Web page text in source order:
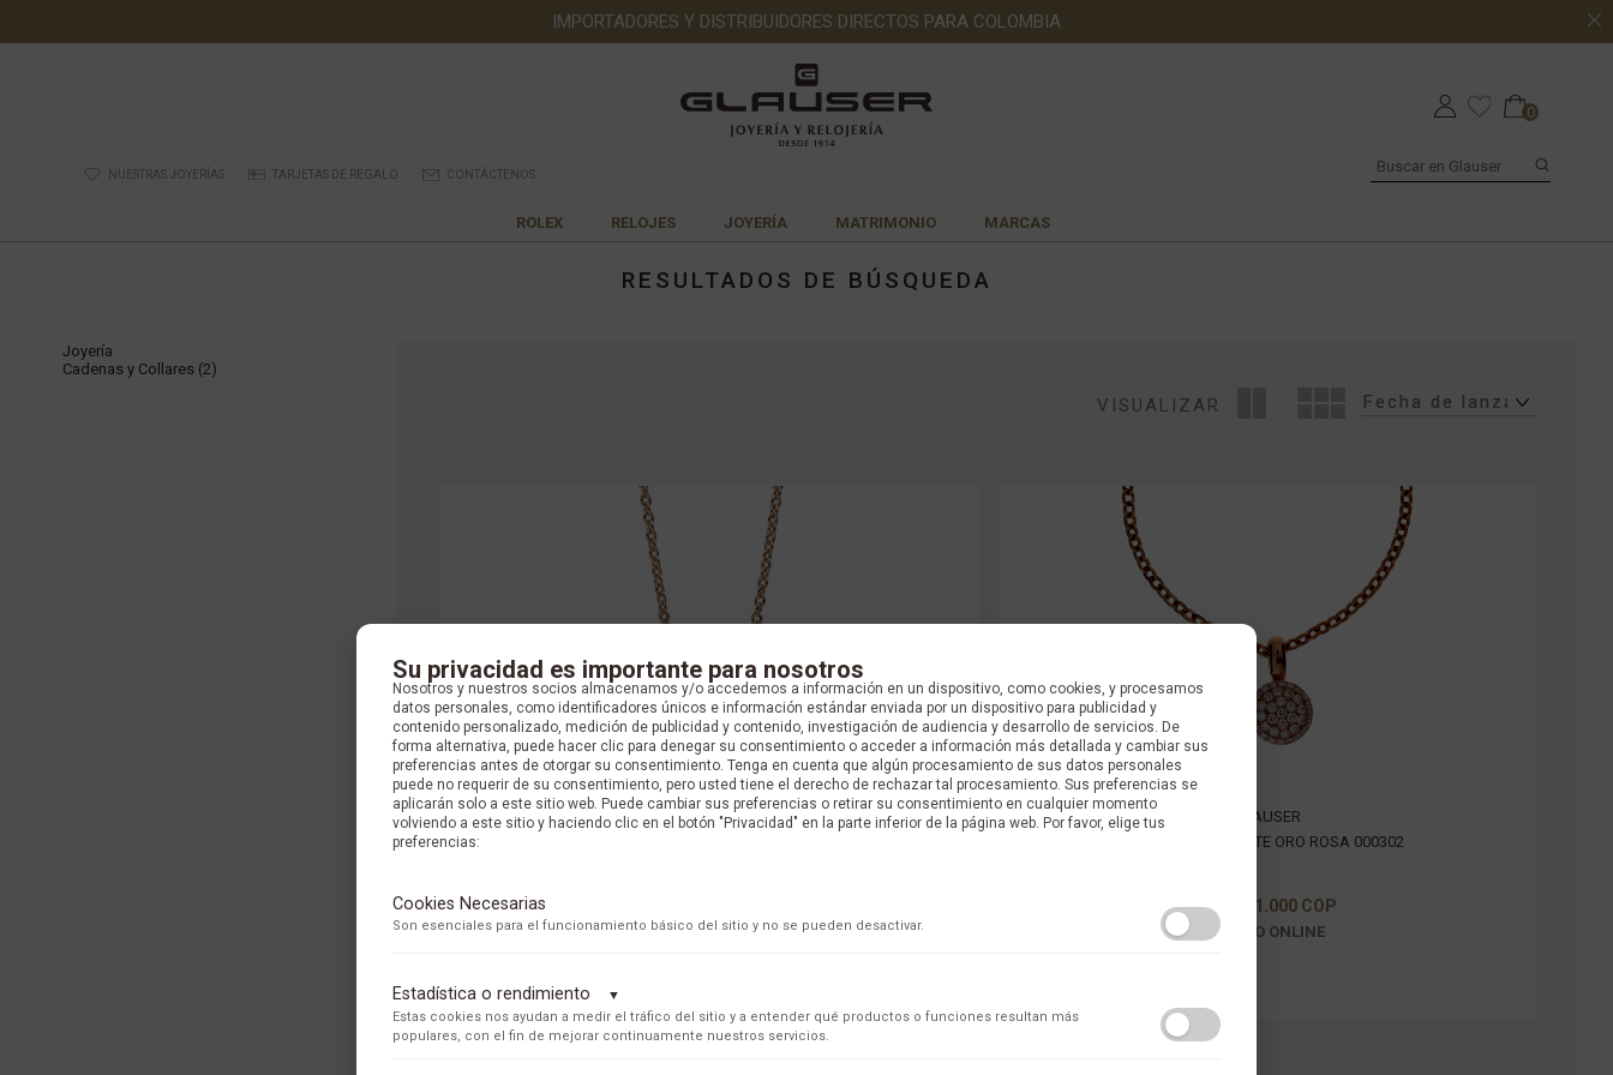
IMPORTADORES Y DISTRIBUIDORES DIRECTOS PARA COLOMBIA
0
NUESTRAS JOYERÍAS TARJETAS DE REGALO CONTÁCTENOS
ROLEX RELOJES JOYERÍA MATRIMONIO MARCAS
RESULTADOS DE BÚSQUEDA
Joyería
Cadenas y Collares (2)
VISUALIZAR
GLAUSER
PRECIO ONLINE
GLAUSER
CADENA DIAMANTE ORO ROSA 000302
$ 14.131.000 COP
PRECIO ONLINE
Su privacidad es importante para nosotros
Nosotros y nuestros socios almacenamos y/o accedemos a información en un dispositivo, como cookies, y procesamos
datos personales, como identificadores únicos e información estándar enviada por un dispositivo para publicidad y
contenido personalizado, medición de publicidad y contenido, investigación de audiencia y desarrollo de servicios. De
forma alternativa, puede hacer clic para denegar su consentimiento o acceder a información más detallada y cambiar sus
preferencias antes de otorgar su consentimiento. Tenga en cuenta que algún procesamiento de sus datos personales
puede no requerir de su consentimiento, pero usted tiene el derecho de rechazar tal procesamiento. Sus preferencias se
aplicarán solo a este sitio web. Puede cambiar sus preferencias o retirar su consentimiento en cualquier momento
volviendo a este sitio y haciendo clic en el botón "Privacidad" en la parte inferior de la página web. Por favor, elige tus
preferencias:
Cookies Necesarias
Son esenciales para el funcionamiento básico del sitio y no se pueden desactivar.
Estadística o rendimiento ▼
Estas cookies nos ayudan a medir el tráfico del sitio y a entender qué productos o funciones resultan más
populares, con el fin de mejorar continuamente nuestros servicios.